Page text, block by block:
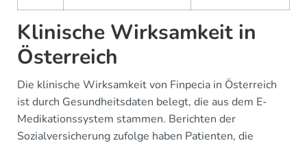
Klinische Wirksamkeit in
Österreich
Die klinische Wirksamkeit von Finpecia in Österreich
ist durch Gesundheitsdaten belegt, die aus dem E-
Medikationssystem stammen. Berichten der
Sozialversicherung zufolge haben Patienten, die